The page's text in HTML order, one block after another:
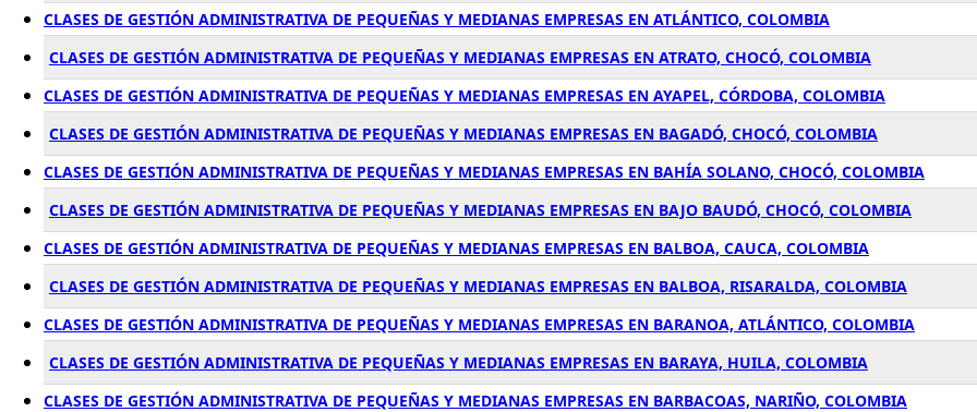
CLASES DE GESTIÓN ADMINISTRATIVA DE PEQUEÑAS Y MEDIANAS EMPRESAS EN ATLÁNTICO, COLOMBIA
CLASES DE GESTIÓN ADMINISTRATIVA DE PEQUEÑAS Y MEDIANAS EMPRESAS EN ATRATO, CHOCÓ, COLOMBIA
CLASES DE GESTIÓN ADMINISTRATIVA DE PEQUEÑAS Y MEDIANAS EMPRESAS EN AYAPEL, CÓRDOBA, COLOMBIA
CLASES DE GESTIÓN ADMINISTRATIVA DE PEQUEÑAS Y MEDIANAS EMPRESAS EN BAGADÓ, CHOCÓ, COLOMBIA
CLASES DE GESTIÓN ADMINISTRATIVA DE PEQUEÑAS Y MEDIANAS EMPRESAS EN BAHÍA SOLANO, CHOCÓ, COLOMBIA
CLASES DE GESTIÓN ADMINISTRATIVA DE PEQUEÑAS Y MEDIANAS EMPRESAS EN BAJO BAUDÓ, CHOCÓ, COLOMBIA
CLASES DE GESTIÓN ADMINISTRATIVA DE PEQUEÑAS Y MEDIANAS EMPRESAS EN BALBOA, CAUCA, COLOMBIA
CLASES DE GESTIÓN ADMINISTRATIVA DE PEQUEÑAS Y MEDIANAS EMPRESAS EN BALBOA, RISARALDA, COLOMBIA
CLASES DE GESTIÓN ADMINISTRATIVA DE PEQUEÑAS Y MEDIANAS EMPRESAS EN BARANOA, ATLÁNTICO, COLOMBIA
CLASES DE GESTIÓN ADMINISTRATIVA DE PEQUEÑAS Y MEDIANAS EMPRESAS EN BARAYA, HUILA, COLOMBIA
CLASES DE GESTIÓN ADMINISTRATIVA DE PEQUEÑAS Y MEDIANAS EMPRESAS EN BARBACOAS, NARIÑO, COLOMBIA